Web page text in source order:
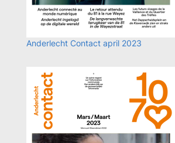
Anderlecht Contact april 2023